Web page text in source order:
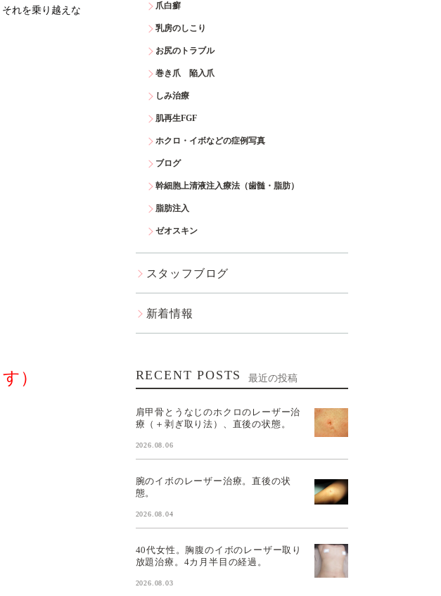
れを乗り越えな
）
爪白癬
乳房のしこり
お尻のトラブル
巻き爪 陥入爪
しみ治療
肌再生FGF
ホクロ・イボなどの症例写真
ブログ
幹細胞上清液注入療法（歯髄・脂肪）
脂肪注入
ゼオスキン
スタッフブログ
新着情報
RECENT POSTS 最近の投稿
肩甲骨とうなじのホクロのレーザー治
療（＋剥ぎ取り法）、直後の状態。
2026.08.06
腕のイボのレーザー治療。直後の状
態。
2026.08.04
40代女性。胸腹のイボのレーザー取り
放題治療。4カ月半目の経過。
2026.08.03